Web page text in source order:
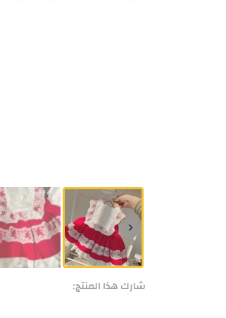
شارك هذا المنتج: